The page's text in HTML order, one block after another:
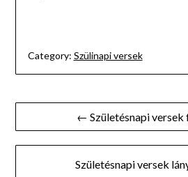
Category: Szülinapi versek
Bejegyzés
navigáció
← Születésnapi versek
Születésnapi versek